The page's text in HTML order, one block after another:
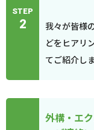
STEP
2
我々が皆様
どをヒアリ
てご紹介しま
外構・エ